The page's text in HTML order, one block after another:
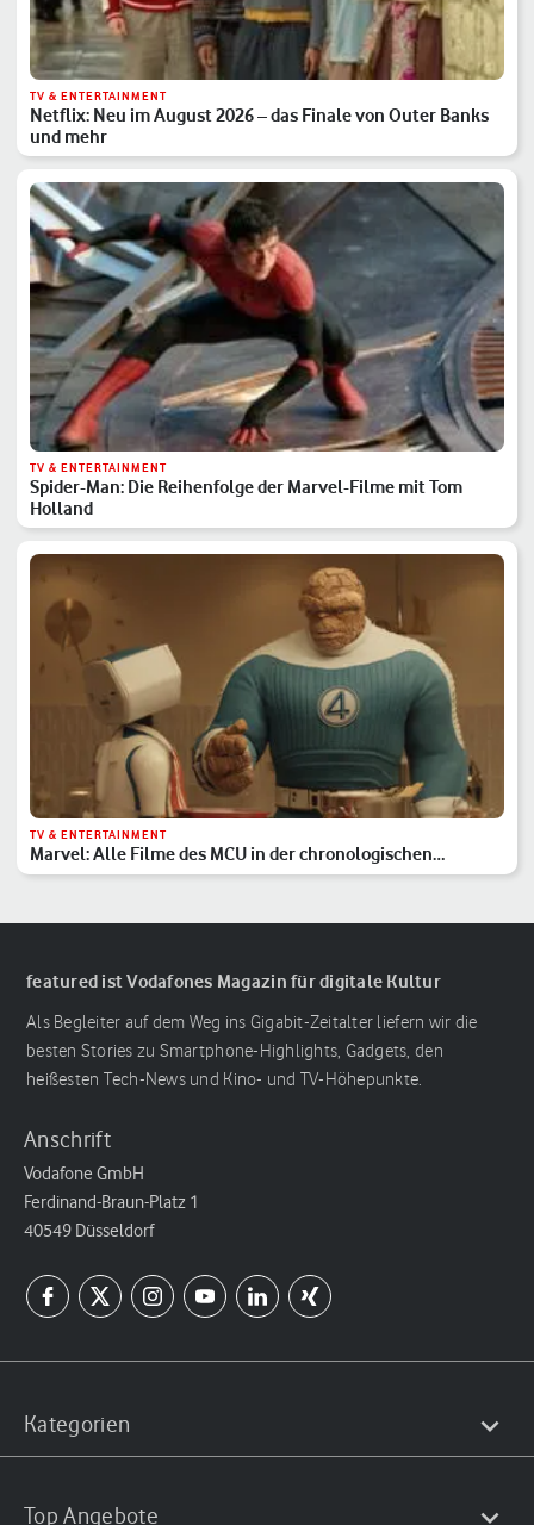
TV & ENTERTAINMENT
Netflix: Neu im August 2026 – das Finale von Outer Banks
und mehr
TV & ENTERTAINMENT
Spider-Man: Die Reihenfolge der Marvel-Filme mit Tom
Holland
TV & ENTERTAINMENT
Marvel: Alle Filme des MCU in der chronologischen
Reihenfolge
featured ist Vodafones Magazin für digitale Kultur
Als Begleiter auf dem Weg ins Gigabit-Zeitalter liefern wir die
besten Stories zu Smartphone-Highlights, Gadgets, den
heißesten Tech-News und Kino- und TV-Höhepunkte.
Anschrift
Vodafone GmbH
Ferdinand-Braun-Platz 1
40549 Düsseldorf
Kategorien
Top Angebote